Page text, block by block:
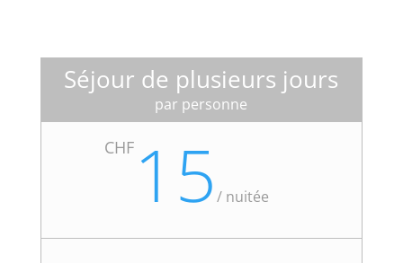
Séjour de plusieurs jours
par personne
CHF15 /nuitée